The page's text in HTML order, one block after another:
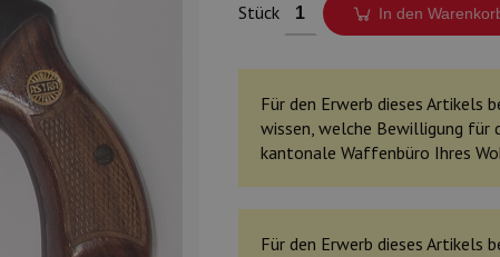
Stück In den
Für den Erwerb dieses Artikels
wissen, welche Bewilligung für
kantonale Waffenbüro Ihres
Für den Erwerb dieses Artikels